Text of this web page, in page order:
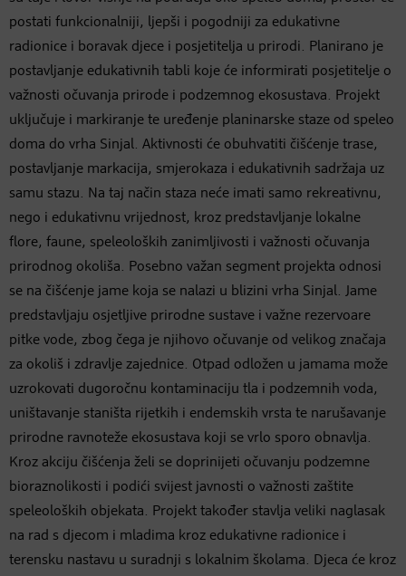
postati funkcionalniji, ljepši i pogodniji za edukativne
radionice i boravak djece i posjetitelja u prirodi. Planirano je
postavljanje edukativnih tabli koje će informirati posjetitelje o
važnosti očuvanja prirode i podzemnog ekosustava. Projekt
uključuje i markiranje te uređenje planinarske staze od speleo
doma do vrha Sinjal. Aktivnosti će obuhvatiti čišćenje trase,
postavljanje markacija, smjerokaza i edukativnih sadržaja uz
samu stazu. Na taj način staza neće imati samo rekreativnu,
nego i edukativnu vrijednost, kroz predstavljanje lokalne
flore, faune, speleoloških zanimljivosti i važnosti očuvanja
prirodnog okoliša. Posebno važan segment projekta odnosi
se na čišćenje jame koja se nalazi u blizini vrha Sinjal. Jame
predstavljaju osjetljive prirodne sustave i važne rezervoare
pitke vode, zbog čega je njihovo očuvanje od velikog značaja
za okoliš i zdravlje zajednice. Otpad odložen u jamama može
uzrokovati dugoročnu kontaminaciju tla i podzemnih voda,
uništavanje staništa rijetkih i endemskih vrsta te narušavanje
prirodne ravnoteže ekosustava koji se vrlo sporo obnavlja.
Kroz akciju čišćenja želi se doprinijeti očuvanju podzemne
bioraznolikosti i podići svijest javnosti o važnosti zaštite
speleoloških objekata. Projekt također stavlja veliki naglasak
na rad s djecom i mladima kroz edukativne radionice i
terensku nastavu u suradnji s lokalnim školama. Djeca će kroz